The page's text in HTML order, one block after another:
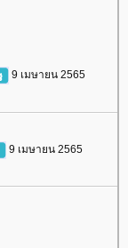
9 เมษายน 2565
9 เมษายน 2565